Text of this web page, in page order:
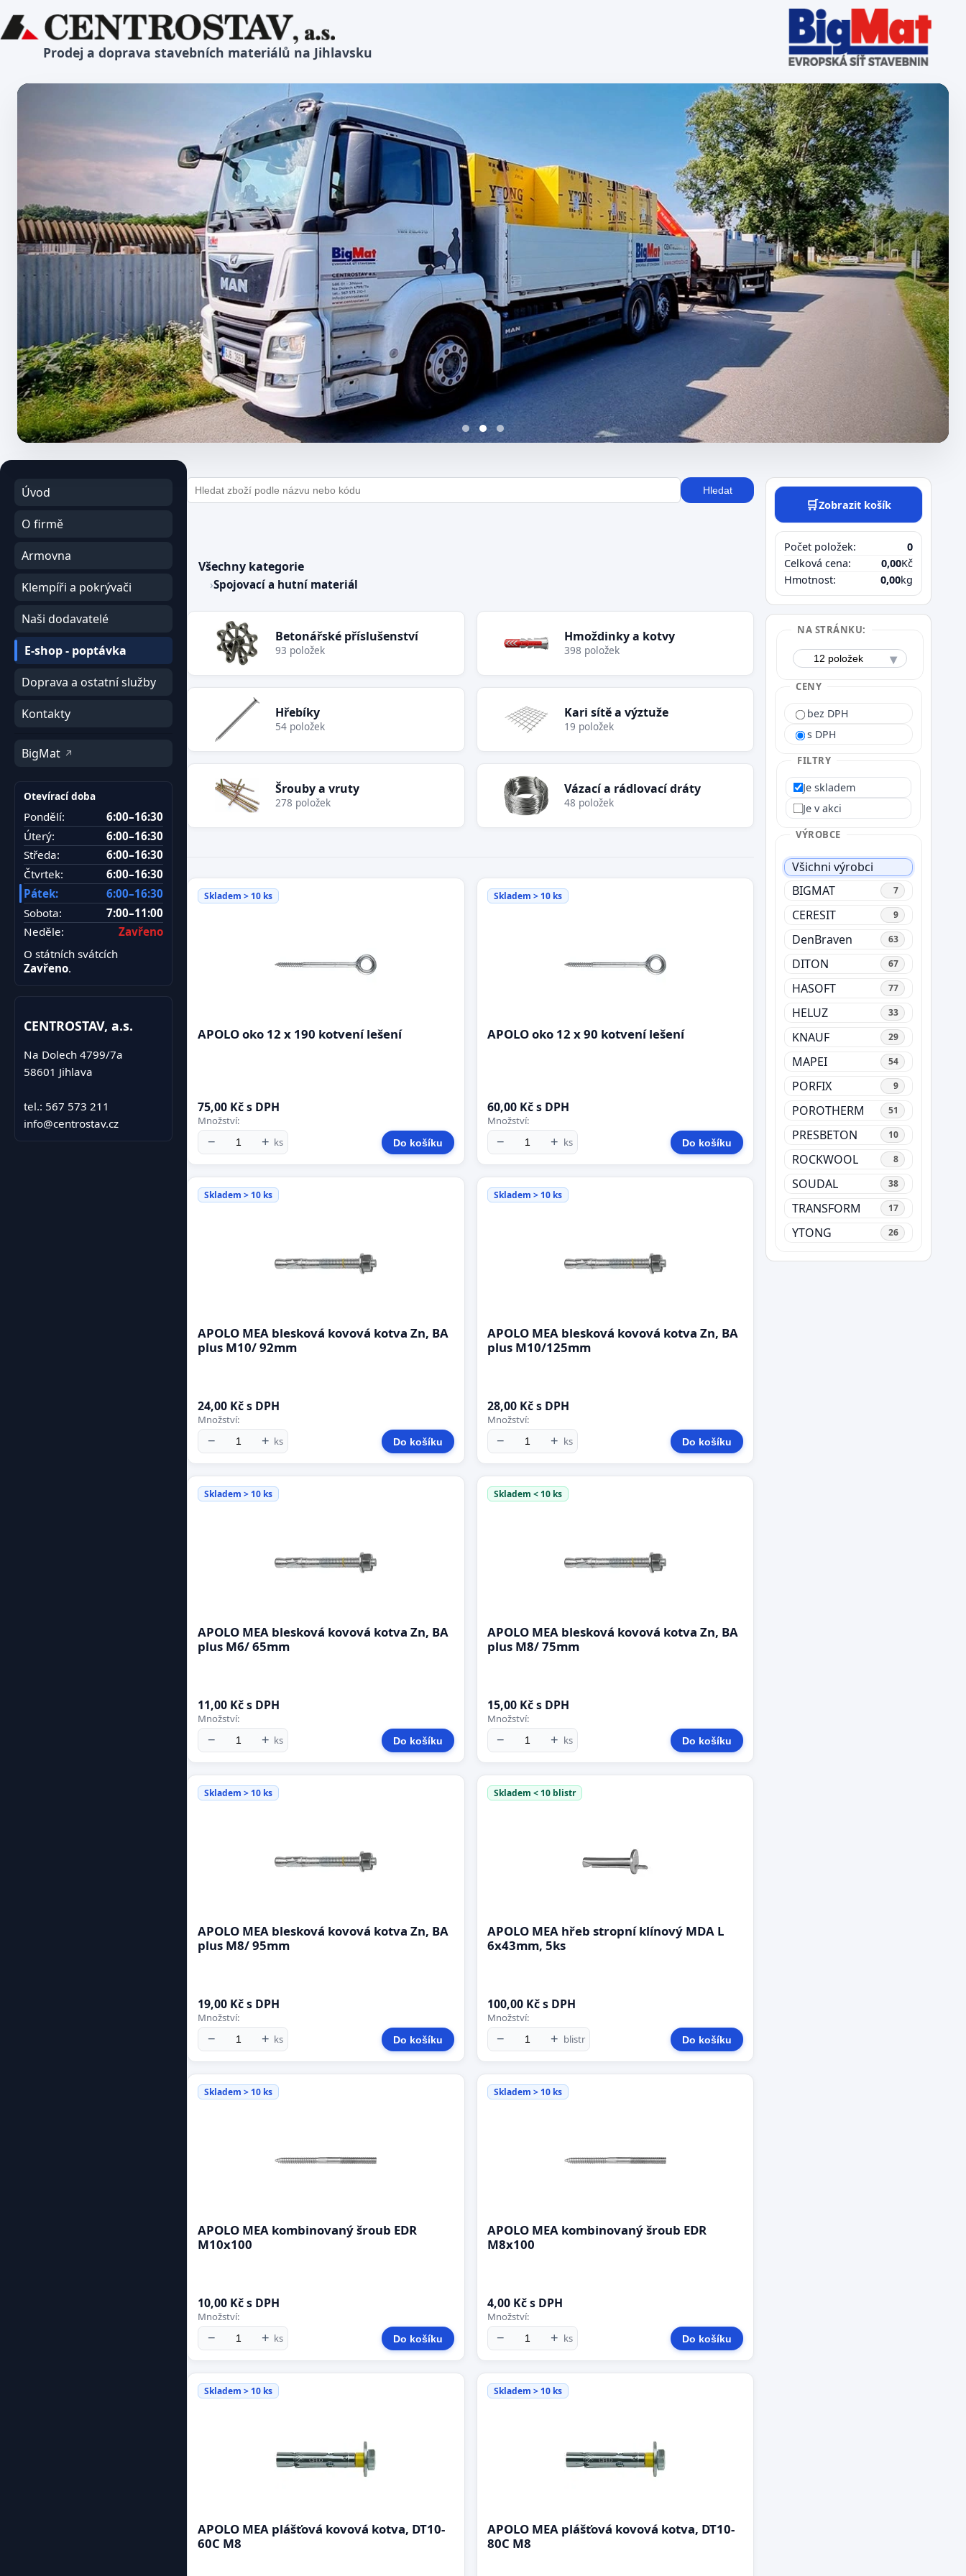
Prodej a doprava stavebních materiálů na Jihlavsku
Úvod
O firmě
Armovna
Klempíři a pokrývači
Naši dodavatelé
E-shop - poptávka
Doprava a ostatní služby
Kontakty
BigMat
Otevírací doba
Pondělí:
6:00–16:30
Úterý:
6:00–16:30
Středa:
6:00–16:30
Čtvrtek:
6:00–16:30
Pátek:
6:00–16:30
Sobota:
7:00–11:00
Neděle:
Zavřeno
O státních svátcích
Zavřeno.
CENTROSTAV, a.s.
Na Dolech 4799/7a
58601 Jihlava
tel.: 567 573 211
info@centrostav.cz
E-shop – poptávka stavebního materiálu Hledat
🛒Zobrazit košík
Počet položek:
0
Celková cena:
0,00Kč
Hmotnost:
0,00kg
Všechny kategorie
›Spojovací a hutní materiál
Betonářské příslušenství
93 položek
Hmoždinky a kotvy
398 položek
Hřebíky
54 položek
Kari sítě a výztuže
19 položek
Šrouby a vruty
278 položek
Vázací a rádlovací dráty
48 položek
Skladem > 10 ks
APOLO oko 12 x 190 kotvení lešení
75,00 Kč s DPH
Množství:
− + ks Do košíku
Skladem > 10 ks
APOLO oko 12 x 90 kotvení lešení
60,00 Kč s DPH
Množství:
− + ks Do košíku
Skladem > 10 ks
APOLO MEA blesková kovová kotva Zn, BA
plus M10/ 92mm
24,00 Kč s DPH
Množství:
− + ks Do košíku
Skladem > 10 ks
APOLO MEA blesková kovová kotva Zn, BA
plus M10/125mm
28,00 Kč s DPH
Množství:
− + ks Do košíku
Skladem > 10 ks
APOLO MEA blesková kovová kotva Zn, BA
plus M6/ 65mm
11,00 Kč s DPH
Množství:
− + ks Do košíku
Skladem < 10 ks
APOLO MEA blesková kovová kotva Zn, BA
plus M8/ 75mm
15,00 Kč s DPH
Množství:
− + ks Do košíku
Skladem > 10 ks
APOLO MEA blesková kovová kotva Zn, BA
plus M8/ 95mm
19,00 Kč s DPH
Množství:
− + ks Do košíku
Skladem < 10 blistr
APOLO MEA hřeb stropní klínový MDA L
6x43mm, 5ks
100,00 Kč s DPH
Množství:
− + blistr Do košíku
Skladem > 10 ks
APOLO MEA kombinovaný šroub EDR
M10x100
10,00 Kč s DPH
Množství:
− + ks Do košíku
Skladem > 10 ks
APOLO MEA kombinovaný šroub EDR
M8x100
4,00 Kč s DPH
Množství:
− + ks Do košíku
Skladem > 10 ks
APOLO MEA plášťová kovová kotva, DT10-
60C M8
Skladem > 10 ks
APOLO MEA plášťová kovová kotva, DT10-
80C M8
NA STRÁNKU:
CENY
bez DPH
s DPH
FILTRY
Je skladem
Je v akci
VÝROBCE
Všichni výrobci
BIGMAT
7
CERESIT 9
DenBraven 63
DITON 67
HASOFT 77
HELUZ 33
KNAUF 29
MAPEI 54
PORFIX 9
POROTHERM 51
PRESBETON 10
ROCKWOOL 8
SOUDAL 38
TRANSFORM 17
YTONG 26